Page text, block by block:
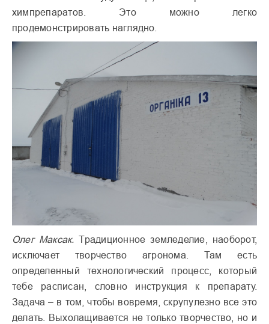
химпрепаратов. Это можно легко
продемонстрировать наглядно.
Олег Максак. Традиционное земледелие, наоборот,
исключает творчество агронома. Там есть
определенный технологический процесс, который
тебе расписан, словно инструкция к препарату.
Задача – в том, чтобы вовремя, скрупулезно все это
делать. Выхолащивается не только творчество, но и